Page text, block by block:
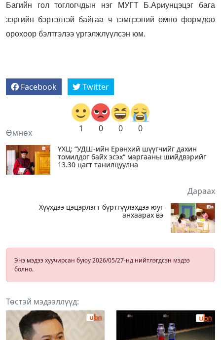
Багийн гол тоглогчдын нэг МУГТ Б.Ариунцэцэг бага
зэргийн бэртэлтэй байгаа ч тэмцээний өмнө формдоо
орохоор бэлтгэлээ үргэлжлүүлсэн юм.
Facebook Twitter
1 0 0 0
Өмнөх
ҮХЦ: “УДШ-ийн Ерөнхий шүүгчийг дахин
томилдог байх эсэх“ маргааны шийдвэрийг
13.30 цагт танилцуулна
Дараах
Хүүхдээ цэцэрлэгт бүртгүүлэхдээ юуг
анхаарах вэ
Энэ мэдээ хуучирсан буюу 2026/05/27-нд нийтлэгдсэн мэдээ
болно.
Төстэй мэдээллүүд: